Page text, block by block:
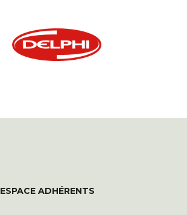
ESPACE ADHÉRENTS